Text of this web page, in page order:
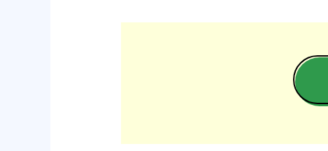
京都
大阪大学 - 九州